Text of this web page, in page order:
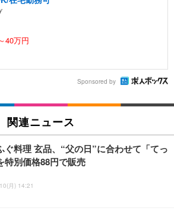
40万円
Sponsored by
関連ニュース
ぐ料理 玄品、“父の日”に合わせて「てっ
特別価格88円で販売
月) 14:21